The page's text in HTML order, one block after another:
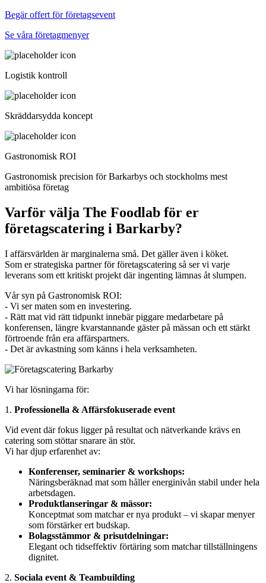
Begär offert för företagsevent
Se våra företagmenyer
Logistik kontroll
Skräddarsydda koncept
Gastronomisk ROI
Gastronomisk precision för Barkarbys och stockholms mest
ambitiösa företag
Varför välja The Foodlab för er
företagscatering i Barkarby?
I affärsvärlden är marginalerna små. Det gäller även i köket.
Som er strategiska partner för företagscatering så ser vi varje
leverans som ett kritiskt projekt där ingenting lämnas åt slumpen.
Vår syn på Gastronomisk ROI:
- Vi ser maten som en investering.
- Rätt mat vid rätt tidpunkt innebär piggare medarbetare på
konferensen, längre kvarstannande gäster på mässan och ett stärkt
förtroende från era affärspartners.
- Det är avkastning som känns i hela verksamheten.
Vi har lösningarna för:
1. Professionella & Affärsfokuserade event
Vid event där fokus ligger på resultat och nätverkande krävs en
catering som stöttar snarare än stör.
Vi har djup erfarenhet av:
Konferenser, seminarier & workshops:
Näringsberäknad mat som håller energinivån stabil under hela
arbetsdagen.
Produktlanseringar & mässor:
Konceptmat som matchar er nya produkt – vi skapar menyer
som förstärker ert budskap.
Bolagsstämmor & prisutdelningar:
Elegant och tidseffektiv förtäring som matchar tillställningens
dignitet.
2. Sociala event & Teambuilding